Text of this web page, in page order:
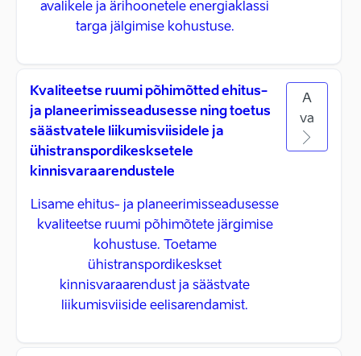
avalikele ja ärihoonetele energiaklassi
targa jälgimise kohustuse.
Kvaliteetse ruumi põhimõtted ehitus-
ja planeerimisseadusesse ning toetus
säästvatele liikumisviisidele ja
ühistranspordikesksetele
kinnisvaraarendustele
Lisame ehitus- ja planeerimisseadusesse
kvaliteetse ruumi põhimõtete järgimise
kohustuse. Toetame
ühistranspordikeskset
kinnisvaraarendust ja säästvate
liikumisviiside eelisarendamist.
A
va